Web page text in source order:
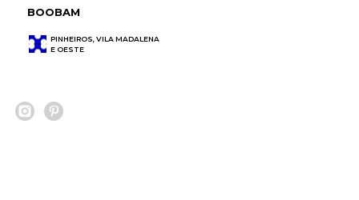
BOOBAM
PINHEIROS, VILA MADALENA
E OESTE